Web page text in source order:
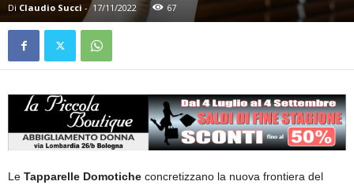
Di Claudio Succi - 17/11/2022 67
Le Tapparelle Domotiche concretizzano la nuova frontiera del